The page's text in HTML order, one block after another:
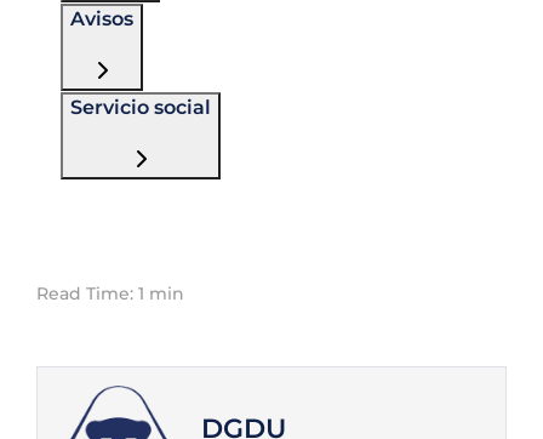
Avisos
Servicio social
Read Time: 1 min
DGDU